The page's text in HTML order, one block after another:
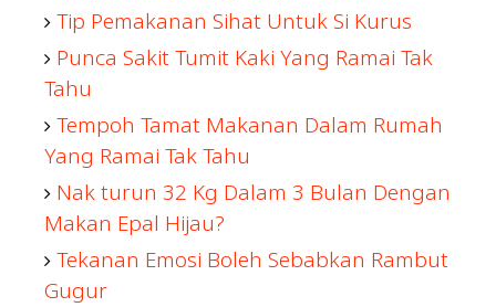
Tip Pemakanan Sihat Untuk Si Kurus
Punca Sakit Tumit Kaki Yang Ramai Tak
Tahu
Tempoh Tamat Makanan Dalam Rumah
Yang Ramai Tak Tahu
Nak turun 32 Kg Dalam 3 Bulan Dengan
Makan Epal Hijau?
Tekanan Emosi Boleh Sebabkan Rambut
Gugur